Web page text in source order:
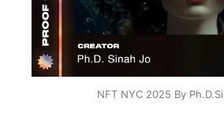
NFT NYC 2025 By